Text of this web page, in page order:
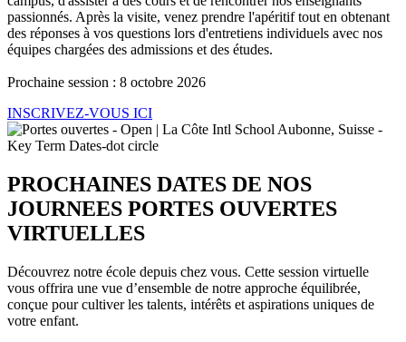
passionnés. Après la visite, venez prendre l'apéritif tout en obtenant
des réponses à vos questions lors d'entretiens individuels avec nos
équipes chargées des admissions et des études.
Prochaine session : 8 octobre 2026
INSCRIVEZ-VOUS ICI
PROCHAINES DATES DE NOS
JOURNEES PORTES OUVERTES
VIRTUELLES
Découvrez notre école depuis chez vous. Cette session virtuelle
vous offrira une vue d’ensemble de notre approche équilibrée,
conçue pour cultiver les talents, intérêts et aspirations uniques de
votre enfant.